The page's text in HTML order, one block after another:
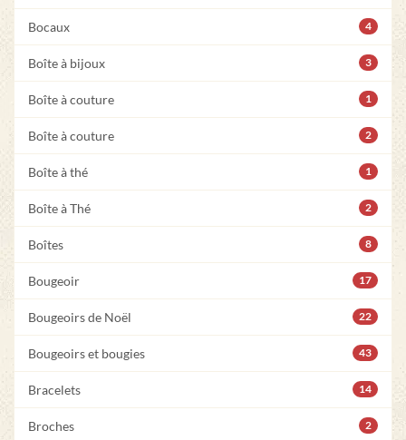
Bocaux 4
Boîte à bijoux 3
Boîte à couture 1
Boîte à couture 2
Boîte à thé 1
Boîte à Thé 2
Boîtes 8
Bougeoir 17
Bougeoirs de Noël 22
Bougeoirs et bougies 43
Bracelets 14
Broches 2